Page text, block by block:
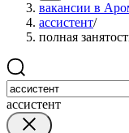
вакансии в
ассистент/
полная
ассистент